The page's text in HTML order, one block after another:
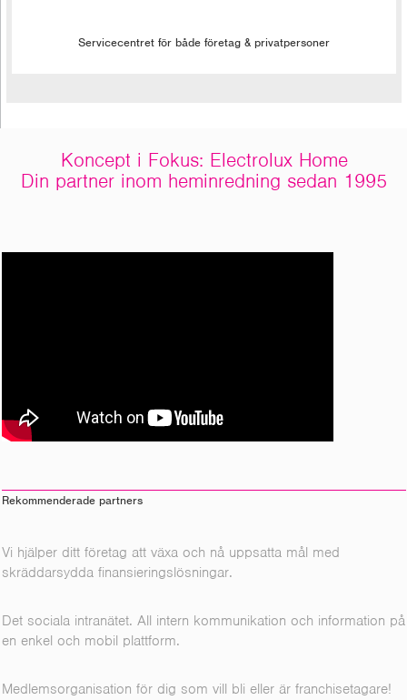
Servicecentret för både företag & privatpersoner
Koncept i Fokus: Electrolux Home
Din partner inom heminredning sedan 1995
Rekommenderade partners
Vi hjälper ditt företag att växa och nå uppsatta mål med
skräddarsydda finansieringslösningar.
Det sociala intranätet. All intern kommunikation och information på
en enkel och mobil plattform.
Medlemsorganisation för dig som vill bli eller är franchisetagare!